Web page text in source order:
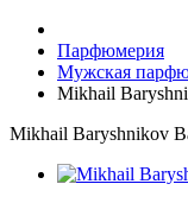
Парфюмерия
Мужская
Mikhail
Mikhail Baryshnikov